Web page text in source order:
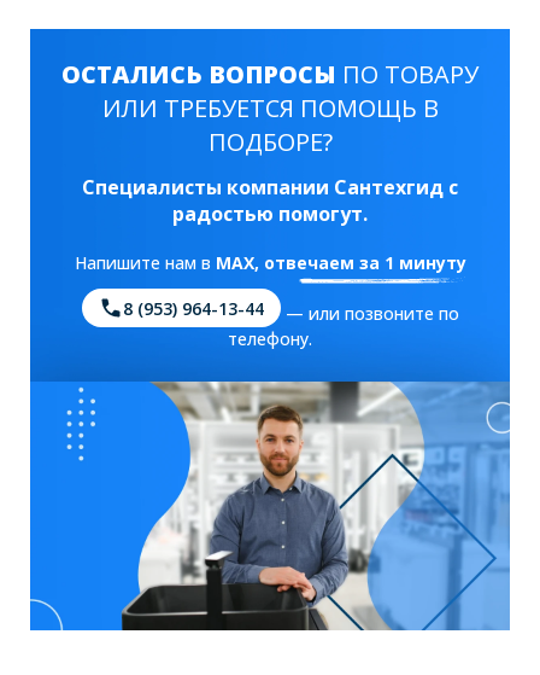
ОСТАЛИСЬ ВОПРОСЫ ПО ТОВАРУ
ИЛИ ТРЕБУЕТСЯ ПОМОЩЬ В
ПОДБОРЕ?
Специалисты компании Сантехгид с
радостью помогут.
Напишите нам в MAX, отвечаем за 1 минуту
8 (953) 964-13-44
— или позвоните по
телефону.